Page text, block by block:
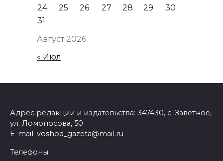
Август 2026
24
25 26 27 28 29
30
31
« Июл
Адрес редакции и издательства: 347430, с. Заветное,
ул. Ломоносова, 50
E-mail: voshod_gazeta@mail.ru
Телефоны: